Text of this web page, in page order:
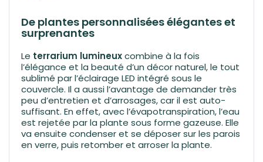
De plantes personnalisées élégantes et
surprenantes
Le terrarium lumineuxcombine à la fois
l’élégance et la beauté d’un décor naturel, le tout
sublimé par l’éclairage LED intégré sous le
couvercle. Il a aussi l’avantage de demander très
peu d’entretien et d’arrosages, car il est auto-
suffisant. En effet, avec l’évapotranspiration, l’eau
est rejetée par la plante sous forme gazeuse. Elle
va ensuite condenser et se déposer sur les parois
en verre, puis retomber et arroser la plante.